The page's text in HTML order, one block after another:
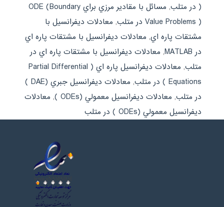
) در متلب
,
مسائل با مقادير مرزي براي ODE (Boundary
Value Problems ) در متلب
, معادلات ديفرانسيل با
مشتقات پاره اي, معادلات ديفرانسيل با مشتقات پاره اي
در MATLAB
, معادلات ديفرانسيل با مشتقات پاره اي در
متلب,
معادلات ديفرانسيل پاره اي ( Partial Differential
Equations ) در متلب
,
معادلات ديفرانسيل جبري (DAE )
در متلب, معادلات ديفرانسيل معمولي (ODEs ) , معادلات
ديفرانسيل معمولي (ODEs ) در متلب